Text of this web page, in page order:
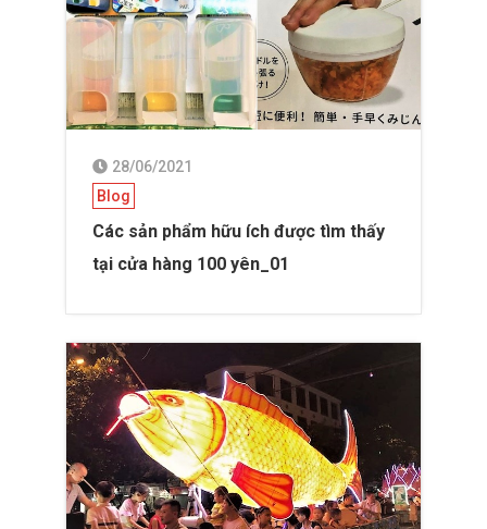
28/06/2021
Blog
Các sản phẩm hữu ích được tìm thấy
tại cửa hàng 100 yên_01